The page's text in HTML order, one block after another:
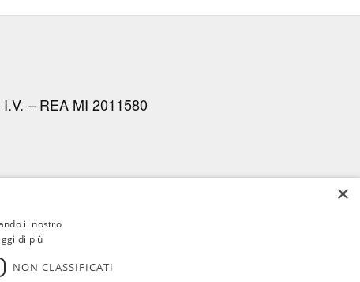
– REA MI 2011580
×
il nostro
di più
NON CLASSIFICATI